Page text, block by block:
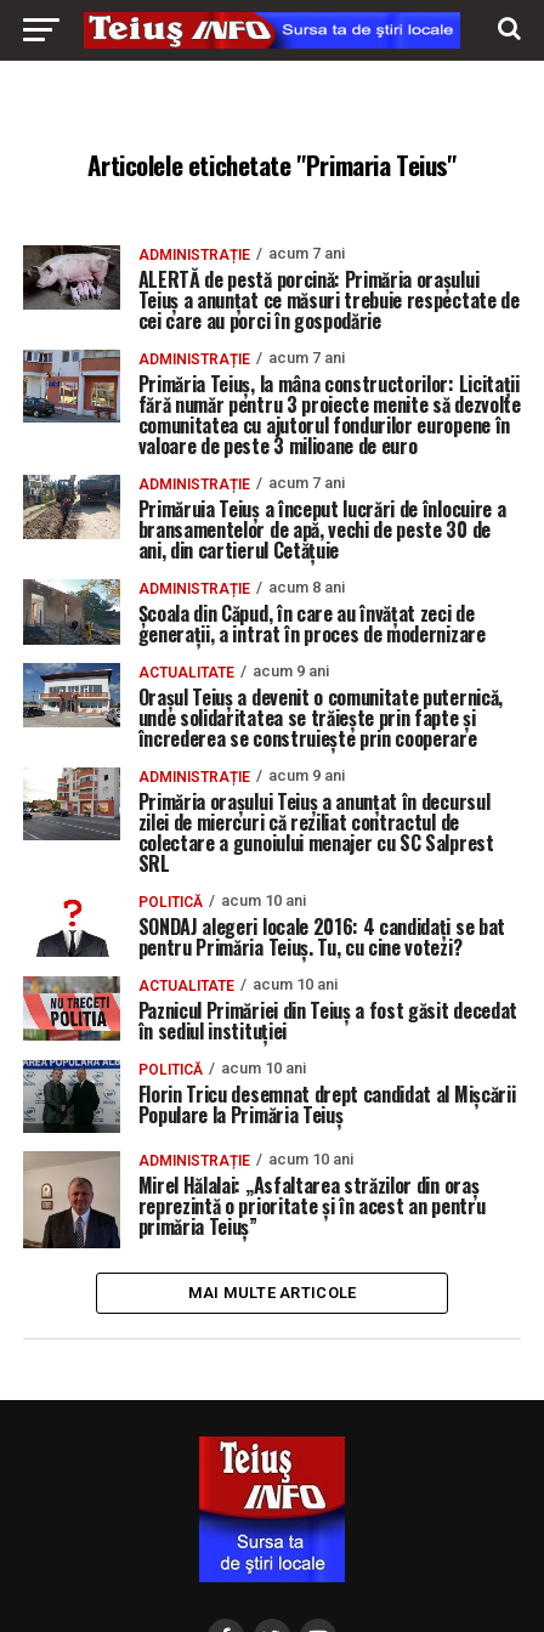
Articolele etichetate "Primaria Teius"
ADMINISTRAȚIE acum 7 ani
ALERTĂ de pestă porcină: Primăria orașului
Teiuș a anunțat ce măsuri trebuie respectate de
cei care au porci în gospodărie
ADMINISTRAȚIE acum 7 ani
Primăria Teiuș, la mâna constructorilor: Licitații
fără număr pentru 3 proiecte menite să dezvolte
comunitatea cu ajutorul fondurilor europene în
valoare de peste 3 milioane de euro
ADMINISTRAȚIE acum 7 ani
Primăruia Teiuș a început lucrări de înlocuire a
bransamentelor de apă, vechi de peste 30 de
ani, din cartierul Cetățuie
ADMINISTRAȚIE acum 8 ani
Școala din Căpud, în care au învățat zeci de
generații, a intrat în proces de modernizare
ACTUALITATE acum 9 ani
Orașul Teiuș a devenit o comunitate puternică,
unde solidaritatea se trăiește prin fapte și
încrederea se construiește prin cooperare
ADMINISTRAȚIE acum 9 ani
Primăria oraşului Teiuş a anunţat în decursul
zilei de miercuri că reziliat contractul de
colectare a gunoiului menajer cu SC Salprest
SRL
POLITICĂ acum 10 ani
SONDAJ alegeri locale 2016: 4 candidați se bat
pentru Primăria Teiuș. Tu, cu cine votezi?
ACTUALITATE acum 10 ani
Paznicul Primăriei din Teiuș a fost găsit decedat
în sediul instituției
POLITICĂ acum 10 ani
Florin Tricu desemnat drept candidat al Mișcării
Populare la Primăria Teiuș
ADMINISTRAȚIE acum 10 ani
Mirel Hălalai: „Asfaltarea străzilor din oraș
reprezintă o prioritate și în acest an pentru
primăria Teiuș”
MAI MULTE ARTICOLE